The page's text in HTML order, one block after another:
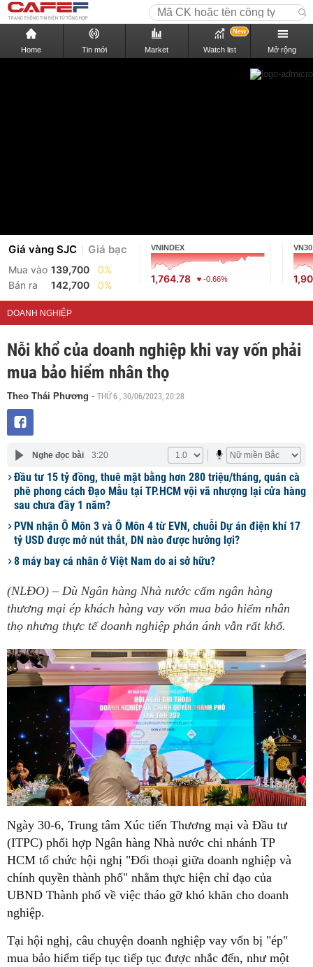
Home Tin mới Market Watch list
New
Mở rộng
Giá vàng SJC Giá bạc
Mua vào 139,700
0%
Bán ra
142,700 0%
VNINDEX
1,764.78 -0.66%
VN30
DOANH NGHIỆP
Nỗi khổ của doanh nghiệp khi vay vốn phải
mua bảo hiểm nhân thọ
Theo Thái Phương - THỨ 6 , 30/06/2023, 20:28
Nghe đọc bài 3:20
Đầu tư 15 tỷ đồng, thuê mặt bằng hơn 280 triệu/tháng, quán cà
phê phong cách Đạo Mẫu tại TP.HCM vội vã nhượng lại cửa hàng
sau chưa đầy 1 năm?
PVN nhận Ô Môn 3 và Ô Môn 4 từ EVN, chuỗi Dự án điện khí 17
tỷ USD được mở nút thắt, DN nào được hưởng lợi?
8 máy bay cá nhân ở Việt Nam do ai sở hữu?
(NLĐO) – Dù Ngân hàng Nhà nước cấm ngân hàng
thương mại ép khách hàng vay vốn mua bảo hiểm nhân
thọ nhưng thực tế doanh nghiệp phản ánh vẫn rất khổ.
Ngày 30-6, Trung tâm Xúc tiến Thương mại và Đầu tư
(ITPC) phối hợp Ngân hàng Nhà nước chi nhánh TP
HCM tổ chức hội nghị "Đối thoại giữa doanh nghiệp và
chính quyền thành phố" nhằm thực hiện chỉ đạo của
UBND Thành phố về việc tháo gỡ khó khăn cho doanh
nghiệp.
Tại hội nghị, câu chuyện doanh nghiệp vay vốn bị "ép"
mua bảo hiểm tiếp tục tiếp tục được nhắc đến, như một